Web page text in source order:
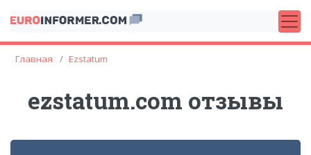
Главная Ezstatum
ezstatum.com отзывы